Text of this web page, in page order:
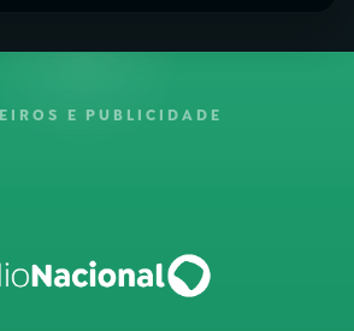
E PUBLICIDADE